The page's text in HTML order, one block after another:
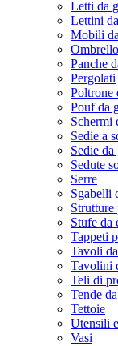
Letti da
Lettini
Mobili
Panche
Pergolati
Poltrone
Pouf da
Schermi
Sedie a
Sedie
Sedute
Serre
Sgabelli
Strutture
Stufe da
Tappeti
Tavoli
Tavolini
Teli di
Tende
Tettoie
Utensili
Vasi